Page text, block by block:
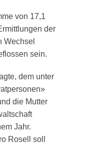
von 17,1
der
Wechsel
sein.
dem unter
die Mutter
Jahr.
Rosell soll